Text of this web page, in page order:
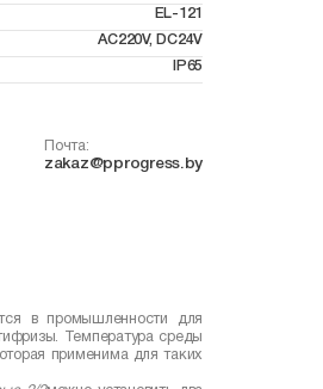
EL-121
AC220V, DC24V
IP65
Почта:
zakaz@pprogress.by
в промышленности для
Температура среды
применима для таких